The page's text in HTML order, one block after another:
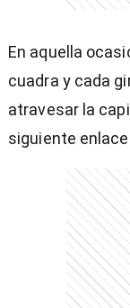
En aquella
cuadra y cada
atravesar la
siguiente